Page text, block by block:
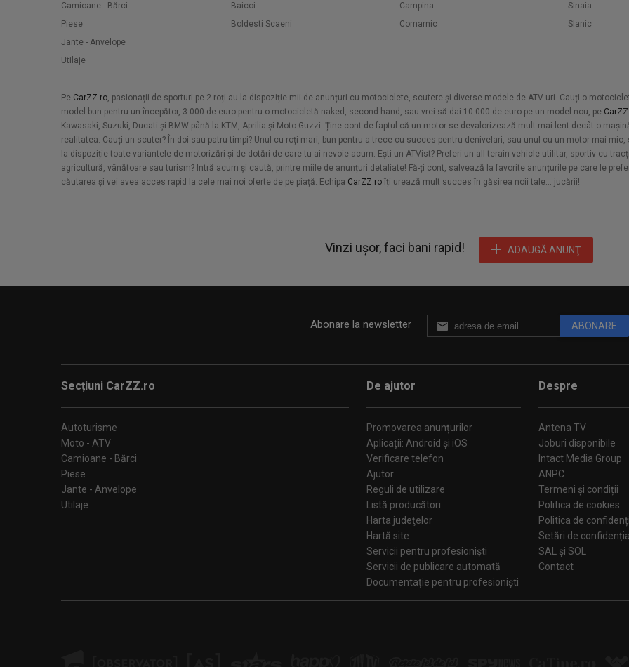
Camioane - Bărci
Piese
Jante - Anvelope
Utilaje
Baicoi
Boldesti Scaeni
Campina
Comarnic
Sinaia
Slanic
Pe CarZZ.ro, pasionații de sporturi pe 2 roți au la dispoziție mii de anunțuri cu motociclete, scutere și diverse modele de ATV-uri. Cauți o
model bun pentru un începător, 3.000 de euro pentru o motocicletă naked, second hand, sau vrei să dai 10.000 de euro pe un model nou, pe
Kawasaki, Suzuki, Ducati și BMW până la KTM, Aprilia și Moto Guzzi. Ține cont de faptul că un motor se devalorizează mult mai lent decât o
realitatea. Cauți un scuter? În doi sau patru timpi? Unul cu roți mari, bun pentru a trece cu succes pentru denivelari, sau unul cu un motor mai
la dispoziție toate variantele de motorizări și de dotări de care tu ai nevoie acum. Ești un ATVist? Preferi un all-terain-vehicle utilitar, sportiv cu
agricultură, vânătoare sau turism? Intră acum și caută, printre miile de anunțuri detaliate! Fă-ți cont, salvează la favorite anunțurile pe care le
căutarea și vei avea acces rapid la cele mai noi oferte de pe piață. Echipa CarZZ.ro îți urează mult succes în găsirea noii tale... jucării!
Vinzi ușor, faci bani rapid! ADAUGĂ ANUNŢ
Abonare la newsletter ABONARE
Secțiuni CarZZ.ro
Autoturisme
Moto - ATV
Camioane - Bărci
Piese
Jante - Anvelope
Utilaje
De ajutor
Promovarea anunțurilor
Aplicații: Android și iOS
Verificare telefon
Ajutor
Reguli de utilizare
Listă producători
Harta judeţelor
Hartă site
Servicii pentru profesioniști
Servicii de publicare automată
Documentație pentru profesioniști
Despre
Antena TV
Joburi disponibile
Intact Media Group
ANPC
Termeni și condiții
Politica de cookies
Politica de
Setări de
SAL și SOL
Contact